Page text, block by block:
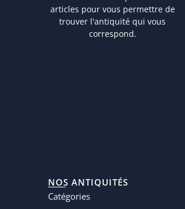
articles pour vous permettre de
trouver l'antiquité qui vous
correspond.
NOS ANTIQUITÉS
Catégories